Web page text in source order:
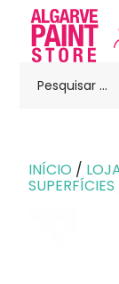
INÍCIO /
SUPERFÍCIES